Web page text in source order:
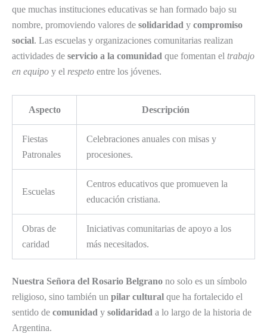
que muchas instituciones educativas se han formado bajo su
nombre, promoviendo valores de solidaridad y compromiso
social. Las escuelas y organizaciones comunitarias realizan
actividades de servicio a la comunidad que fomentan el trabajo
en equipo y el respeto entre los jóvenes.
Aspecto Descripción
Fiestas
Patronales
Celebraciones anuales con misas y
procesiones.
Escuelas
Centros educativos que promueven la
educación cristiana.
Obras de
caridad
Iniciativas comunitarias de apoyo a los
más necesitados.
Nuestra Señora del Rosario Belgrano no solo es un símbolo
religioso, sino también un pilar cultural que ha fortalecido el
sentido de comunidad y solidaridad a lo largo de la historia de
Argentina.